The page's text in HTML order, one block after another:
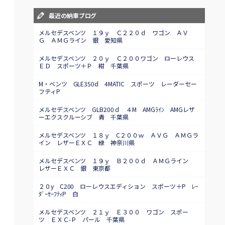
最近の納車ブログ
メルセデスベンツ １９ｙ Ｃ２２０ｄ ワゴン ＡＶ
Ｇ ＡＭＧライン 銀 愛知県
メルセデスベンツ ２０ｙ Ｃ２００ワゴン ローレウス
ＥＤ スポーツ＋Ｐ 紺 千葉県
M・ベンツ GLE350d 4MATIC スポーツ レーダーセー
フティP
メルセデスベンツ GLB200ｄ ４M AMGﾗｲﾝ AMGレザ
ーエクスクルーシブ 青 千葉県
メルセデスベンツ １８ｙ C２００ｗ ＡＶＧ ＡＭＧラ
イン レザーＥＸＣ 緑 神奈川県
メルセデスベンツ １９ｙ Ｂ２００ｄ ＡＭＧライン
レザーＥＸＣ 銀 東京都
２０y C200 ローレウスエディション スポーツ＋P ﾚｰ
ﾀﾞｰｾｰﾌﾃｨP 白
メルセデスベンツ ２１ｙ Ｅ３００ ワゴン スポー
ツ ＥＸＣ-Ｐ パール 千葉県